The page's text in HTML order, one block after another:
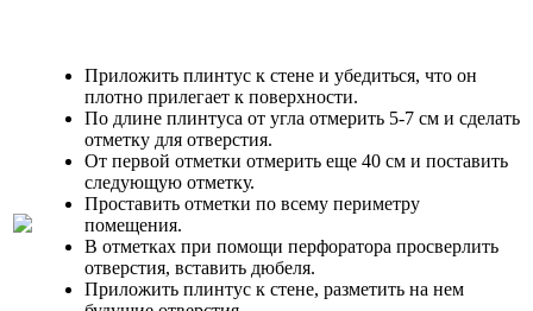
Приложить плинтус к стене и убедиться, что он
плотно прилегает к поверхности.
По длине плинтуса от угла отмерить 5-7 см и сделать
отметку для отверстия.
От первой отметки отмерить еще 40 см и поставить
следующую отметку.
Проставить отметки по всему периметру
помещения.
В отметках при помощи перфоратора просверлить
отверстия, вставить дюбеля.
Приложить плинтус к стене, разметить на нем